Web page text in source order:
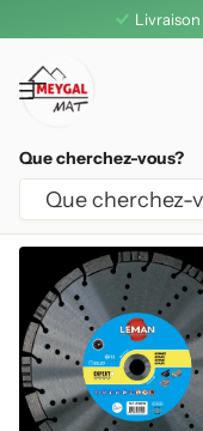
Que cherchez-vous?
Homepage Ø 300
Ø 300